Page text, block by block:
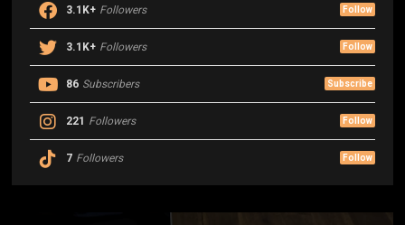
3.1K+ Followers Follow
3.1K+ Followers Follow
86 Subscribers Subscribe
221 Followers Follow
7 Followers Follow